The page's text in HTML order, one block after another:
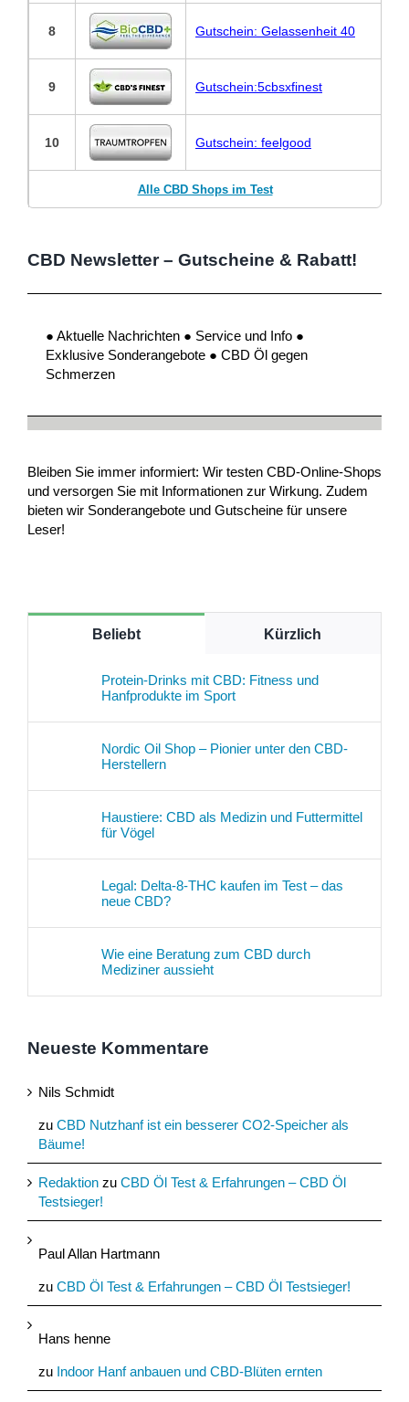
8 Gutschein: Gelassenheit 40
9 Gutschein:5cbsxfinest
10 Gutschein: feelgood
Alle CBD Shops im Test
CBD Newsletter – Gutscheine & Rabatt!
● Aktuelle Nachrichten ● Service und Info ●
Exklusive Sonderangebote ● CBD Öl gegen
Schmerzen
Bleiben Sie immer informiert: Wir testen CBD-Online-Shops
und versorgen Sie mit Informationen zur Wirkung. Zudem
bieten wir Sonderangebote und Gutscheine für unsere
Leser!
Beliebt Kürzlich
Protein-Drinks mit CBD: Fitness und
Hanfprodukte im Sport
Nordic Oil Shop – Pionier unter den CBD-
Herstellern
Haustiere: CBD als Medizin und Futtermittel
für Vögel
Legal: Delta-8-THC kaufen im Test – das
neue CBD?
Wie eine Beratung zum CBD durch
Mediziner aussieht
Neueste Kommentare
Nils Schmidt
zu CBD Nutzhanf ist ein besserer CO2-Speicher als
Bäume!
Redaktion zu CBD Öl Test & Erfahrungen – CBD Öl
Testsieger!
Paul Allan Hartmann
zu CBD Öl Test & Erfahrungen – CBD Öl Testsieger!
Hans henne
zu Indoor Hanf anbauen und CBD-Blüten ernten